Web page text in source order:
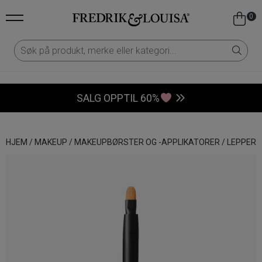
0
SALG OPPTIL 60%
HJEM / MAKEUP / MAKEUPBØRSTER OG -APPLIKATORER / LEPPER